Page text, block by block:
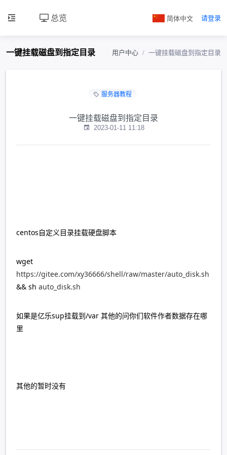
总览 简体中文 请登录
一键挂载磁盘到指定目录 用户中心 一键挂载磁盘到指定目录
服务器教程
一键挂载磁盘到指定目录
2023-01-11 11:18
centos自定义目录挂载硬盘脚本
wget
https://gitee.com/xy36666/shell/raw/master/auto_disk.sh
&& sh auto_disk.sh
如果是亿乐sup挂载到/var 其他的问你们软件作者数据存在哪
里
其他的暂时没有